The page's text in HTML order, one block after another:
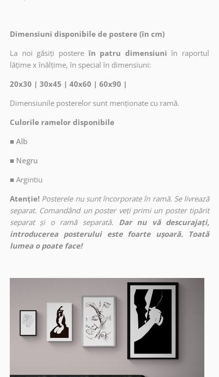
Dimensiuni disponibile de postere (în cm)
La noi găsiți postere în patru dimensiuni în raportul
lățime x înălțime, în special în dimensiuni:
20x30 | 30x45 | 40x60 | 60x90 |
Dimensiunile posterelor sunt menționate cu ramă.
Culorile ramelor disponibile
■ Alb
■ Negru
■ Argintiu
Atenție! Posterele nu sunt încorporate în ramă. Se livrează
separat. Comandând un poster veți primi un poster tipărit
separat și o ramă separată.
Dar nu vă descurajați,
introducerea posterului este foarte ușoară. Toată
lumea o poate face!